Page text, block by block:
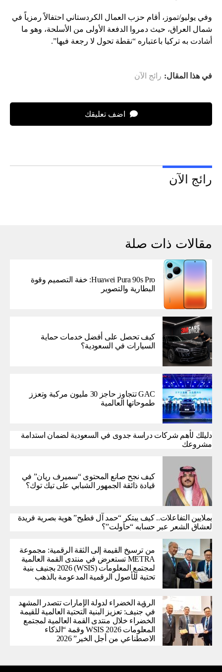
وفي يوليو/تموز، أقام حزب العمال الكردستاني احتفالاً رمزياً في
شمال العراق، حيث دمروا الدفعة الأولى من الأسلحة، وهو ما
أشادت به تركيا باعتباره “نقطة تحول لا رجعة فيها”.
في هذا المقال: رائج الآن
اضف تعليقك
رائج الآن
مقالات ذات صلة
Huawei Pura 90s Pro: خفة التصميم وقوة
البطارية والتصوير
كيف تحصل على أفضل خدمات حماية
السيارات في السعودية؟
GAC تتجاوز حاجز 30 مليون مركبة وتعزز
طموحاتها العالمية
دليلك لأهم شركات دراسة جدوى في السعودية لضمان استدامة
مشروعك
كيف نجح صانع المحتوى “سميرف ريان” في
قيادة ذائقة الجمهور الشبابي على تيك توك؟
بملايين التفاعلات.. كيف يبتكر “حمد آل فطيح” هوية بصرية فريدة
لعشاق الشعر عبر حسابه “حاولت”؟
من ترسيخ القيمة إلى الثقة الرقمية: مجموعة
METRA تستعرض في منتدى القمة العالمية
لمجتمع المعلومات (WSIS) 2026 بجنيف بنية
تحتية للأصول الرقمية المدعومة بالذهب
الرؤية الخضراء لدولة الإمارات تتصدر المشهد
في جنيف: تعزيز البنية التحتية العالمية للقيمة
الخضراء خلال منتدى القمة العالمية لمجتمع
المعلومات WSIS 2026 وقمة “الذكاء
الاصطناعي من أجل الخير” 2026